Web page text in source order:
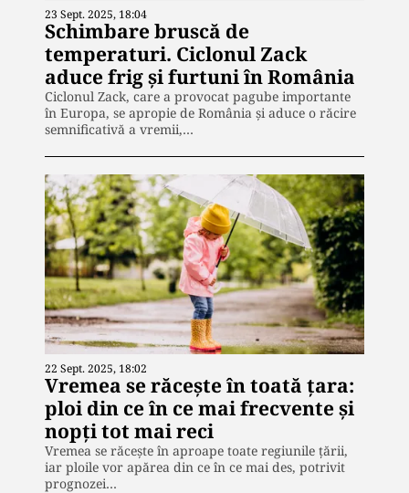
23 Sept. 2025, 18:04
Schimbare bruscă de
temperaturi. Ciclonul Zack
aduce frig și furtuni în România
Ciclonul Zack, care a provocat pagube importante
în Europa, se apropie de România și aduce o răcire
semnificativă a vremii,…
22 Sept. 2025, 18:02
Vremea se răcește în toată țara:
ploi din ce în ce mai frecvente și
nopți tot mai reci
Vremea se răcește în aproape toate regiunile țării,
iar ploile vor apărea din ce în ce mai des, potrivit
prognozei…